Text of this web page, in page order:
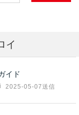
イ
イド
2025-05-07送信